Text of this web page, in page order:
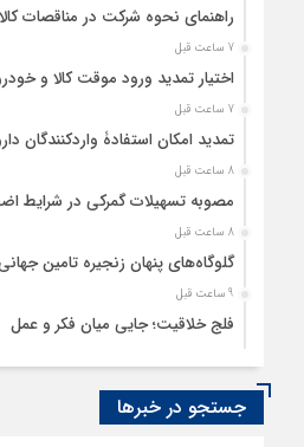
راهنمای نحوه شرکت در مناقصات
7 ساعت قبل
اختیار تمدید ورود موقت کالا و
7 ساعت قبل
تمدید امکان استفادۀ واردکنندگان
8 ساعت قبل
مصوبه تسهیلات گمرکی در شرایط
8 ساعت قبل
گلوگاه‌های پنهان زنجیره تامین
9 ساعت قبل
فلج خلاقیت؛ جایی میان فکر و عمل
رسانه، حلقه پیوند میدان اقتصاد
10 ساعت قبل
جستجو در خبرها